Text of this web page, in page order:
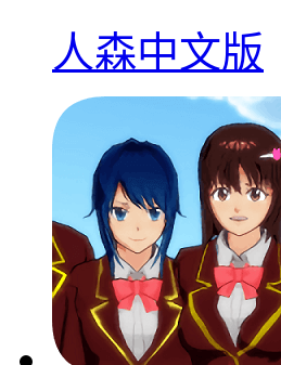
人森中文版